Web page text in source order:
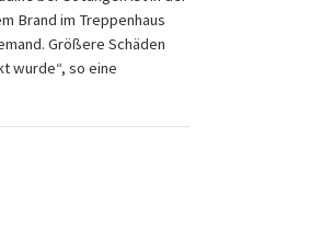
Brand im Treppenhaus
Größere Schäden
wurde“, so eine